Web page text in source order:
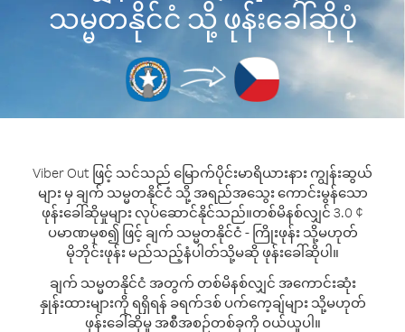
သမ္မတနိုင်ငံ သို့ ဖုန်းခေါ်ဆိုပုံ
Viber Out ဖြင့် သင်သည် မြောက်ပိုင်းမာရိယားနား ကျွန်းဆွယ်
များ မှ ချက် သမ္မတနိုင်ငံ သို့ အရည်အသွေး ကောင်းမွန်သော
ဖုန်းခေါ်ဆိုမှုများ လုပ်ဆောင်နိုင်သည်။တစ်မိနစ်လျှင် 3.0 ¢
ပမာဏမှစ၍ ဖြင့် ချက် သမ္မတနိုင်ငံ - ကြိုးဖုန်း သို့မဟုတ်
မိုဘိုင်းဖုန်း မည်သည့်နံပါတ်သို့မဆို ဖုန်းခေါ်ဆိုပါ။
ချက် သမ္မတနိုင်ငံ အတွက် တစ်မိနစ်လျှင် အကောင်းဆုံး
နှုန်းထားများကို ရရှိရန် ခရက်ဒစ် ပက်ကေ့ချ်များ သို့မဟုတ်
ဖုန်းခေါ်ဆိုမှု အစီအစဉ်တစ်ခုကို ဝယ်ယူပါ။